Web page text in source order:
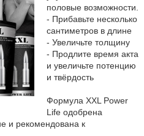
половые возможности.
- Прибавьте несколько
сантиметров в длине
- Увеличьте толщину
- Продлите время акта
и увеличьте потенцию
и твёрдость
Формула XXL Power
Life одобрена
и рекомендована к